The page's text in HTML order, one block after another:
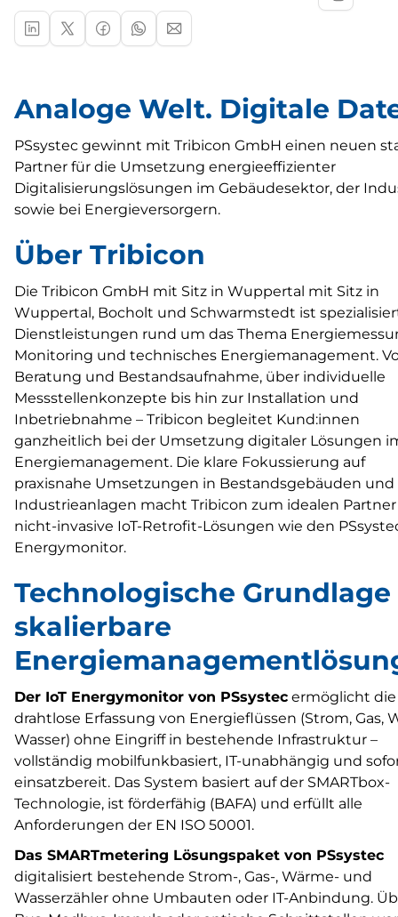
Analoge Welt. Digitale
PSsystec gewinnt mit Tribicon GmbH einen neuen
Partner für die Umsetzung energieeffizienter
Digitalisierungslösungen im Gebäudesektor, der
sowie bei Energieversorgern.
Über Tribicon
Die Tribicon GmbH mit Sitz in Wuppertal mit Sitz in
Wuppertal, Bocholt und Schwarmstedt ist
Dienstleistungen rund um das Thema
Monitoring und technisches Energiemanagement.
Beratung und Bestandsaufnahme, über individuelle
Messstellenkonzepte bis hin zur Installation und
Inbetriebnahme – Tribicon begleitet Kund:innen
ganzheitlich bei der Umsetzung digitaler Lösungen
Energiemanagement. Die klare Fokussierung auf
praxisnahe Umsetzungen in Bestandsgebäuden und
Industrieanlagen macht Tribicon zum idealen
nicht-invasive IoT-Retrofit-Lösungen wie den
Energymonitor.
Technologische
skalierbare
Der IoT Energymonitor von PSsystec ermöglicht die
drahtlose Erfassung von Energieflüssen (Strom, Gas,
Wasser) ohne Eingriff in bestehende Infrastruktur –
vollständig mobilfunkbasiert, IT-unabhängig und
einsatzbereit. Das System basiert auf der SMARTbox-
Technologie, ist förderfähig (BAFA) und erfüllt alle
Anforderungen der EN ISO 50001.
Das SMARTmetering Lösungspaket von PSsystec
digitalisiert bestehende Strom-, Gas-, Wärme- und
Wasserzähler ohne Umbauten oder IT-Anbindung.